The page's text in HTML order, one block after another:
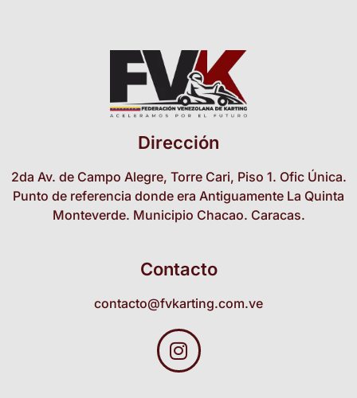
Dirección
2da Av. de Campo Alegre, Torre Cari, Piso 1. Ofic Única.
Punto de referencia donde era Antiguamente La Quinta
Monteverde. Municipio Chacao. Caracas.
Contacto
contacto@fvkarting.com.ve